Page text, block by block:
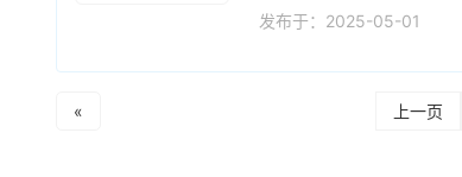
发布于：2025-05-01
« 上一页